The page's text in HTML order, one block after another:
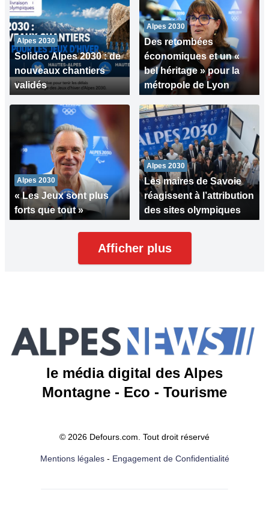
Alpes 2030
Solideo Alpes 2030 : de
nouveaux chantiers
validés
Alpes 2030
Des retombées
économiques et un «
bel héritage » pour la
métropole de Lyon
Alpes 2030
« Les Jeux sont plus
forts que tout »
Alpes 2030
Les maires de Savoie
réagissent à l’attribution
des sites olympiques
Afficher plus
le média digital des Alpes
Montagne - Eco - Tourisme
© 2026 Defours.com. Tout droit réservé
Mentions légales- Engagement de Confidentialité